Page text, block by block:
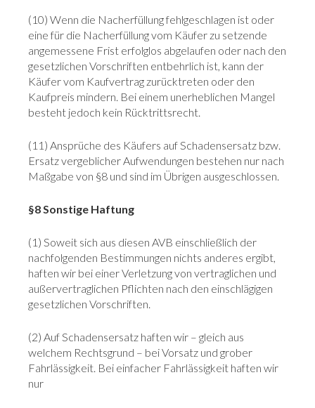
(10) Wenn die Nacherfüllung fehlgeschlagen ist oder
eine für die Nacherfüllung vom Käufer zu setzende
angemessene Frist erfolglos abgelaufen oder nach den
gesetzlichen Vorschriften entbehrlich ist, kann der
Käufer vom Kaufvertrag zurücktreten oder den
Kaufpreis mindern. Bei einem unerheblichen Mangel
besteht jedoch kein Rücktrittsrecht.
(11) Ansprüche des Käufers auf Schadensersatz bzw.
Ersatz vergeblicher Aufwendungen bestehen nur nach
Maßgabe von §8 und sind im Übrigen ausgeschlossen.
§8 Sonstige Haftung
(1) Soweit sich aus diesen AVB einschließlich der
nachfolgenden Bestimmungen nichts anderes ergibt,
haften wir bei einer Verletzung von vertraglichen und
außervertraglichen Pflichten nach den einschlägigen
gesetzlichen Vorschriften.
(2) Auf Schadensersatz haften wir – gleich aus
welchem Rechtsgrund – bei Vorsatz und grober
Fahrlässigkeit. Bei einfacher Fahrlässigkeit haften wir
nur